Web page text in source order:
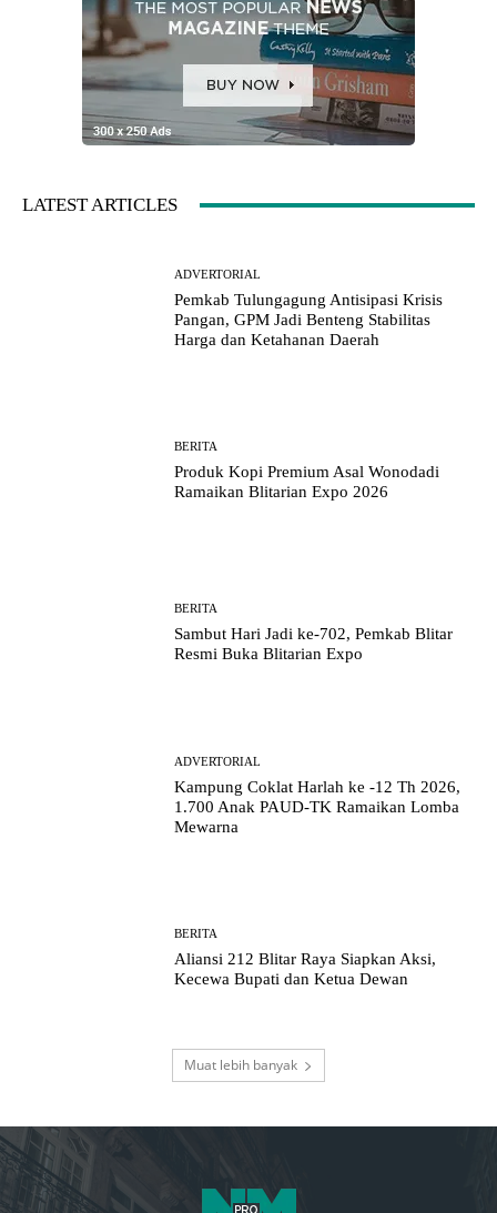
LATEST ARTICLES
ADVERTORIAL
Pemkab Tulungagung Antisipasi Krisis
Pangan, GPM Jadi Benteng Stabilitas
Harga dan Ketahanan Daerah
BERITA
Produk Kopi Premium Asal Wonodadi
Ramaikan Blitarian Expo 2026
BERITA
Sambut Hari Jadi ke-702, Pemkab Blitar
Resmi Buka Blitarian Expo
ADVERTORIAL
Kampung Coklat Harlah ke -12 Th 2026,
1.700 Anak PAUD-TK Ramaikan Lomba
Mewarna
BERITA
Aliansi 212 Blitar Raya Siapkan Aksi,
Kecewa Bupati dan Ketua Dewan
Muat lebih banyak